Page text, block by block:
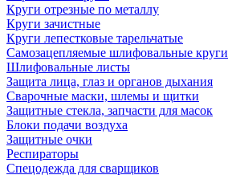
Круги отрезные по металлу
Круги зачистные
Круги лепестковые тарельчатые
Самозацепляемые шлифовальные круги
Шлифовальные листы
Защита лица, глаз и органов дыхания
Сварочные маски, шлемы и щитки
Защитные стекла, запчасти для масок
Блоки подачи воздуха
Защитные очки
Респираторы
Спецодежда для сварщиков